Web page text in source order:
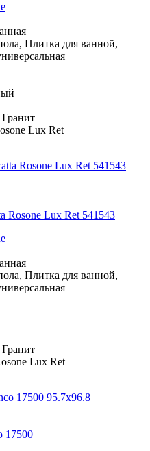
Плитка для ванной,
Lux Ret
Rosone Lux Ret 541543
Плитка для ванной,
Lux Ret
95.7x96.8
17500